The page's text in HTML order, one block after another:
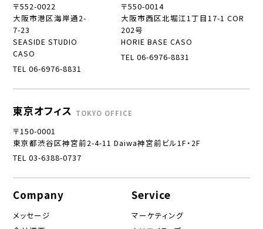
〒552-0022
大阪市港区海岸通2-
7-23
SEASIDE STUDIO
CASO
TEL 06-6976-8831
〒550-0014
大阪市西区北堀江1丁目17-1 COR
202号
HORIE BASE CASO
TEL 06-6976-8831
東京オフィス TOKYO OFFICE
〒150-0001
東京都渋谷区神宮前2-4-11 Daiwa神宮前ビル1F・2F
TEL 03-6388-0737
Company
メッセージ
Service
マーケティング